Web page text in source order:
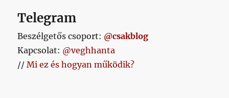
Telegram
Beszélgetős csoport: @csakblog
Kapcsolat: @veghhanta
//Mi ez és hogyan működik?